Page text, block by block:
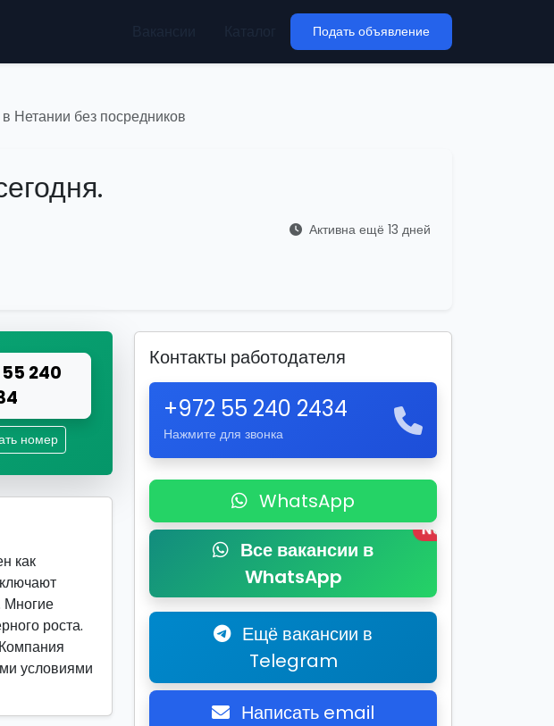
Подать объявление
Нетании без посредников
Активна ещё 13 дней
240
номер
как
Многие
роста.
условиями
Контакты работодателя
+972 55 240 2434
Нажмите для звонка
WhatsApp
Все вакансии в
WhatsApp
New
Ещё вакансии в
Telegram
Написать email